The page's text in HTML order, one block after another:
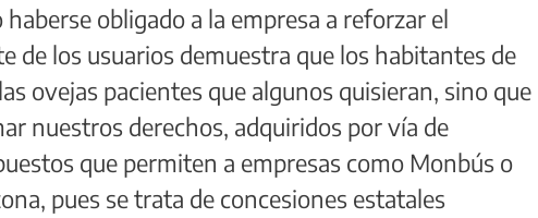
obligado a la empresa a reforzar el
de los usuarios demuestra que los habitantes de
ovejas pacientes que algunos quisieran, sino que
nuestros derechos, adquiridos por vía de
que permiten a empresas como Monbús o
pues se trata de concesiones estatales